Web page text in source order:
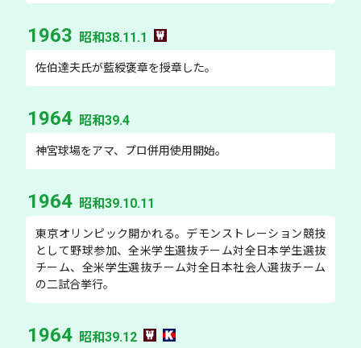
1963 昭和38.11.1
佐伯達夫氏が藍綬褒章を授章した。
1964 昭和39.4
神宮球場をアマ、プロ併用使用開始。
1964 昭和39.10.11
東京オリンピック開かれる。デモンストレーション競技
として野球参加、全米学生選抜チーム対全日本学生選抜
チーム、全米学生選抜チーム対全日本社会人選抜チーム
の二試合挙行。
1964 昭和39.12